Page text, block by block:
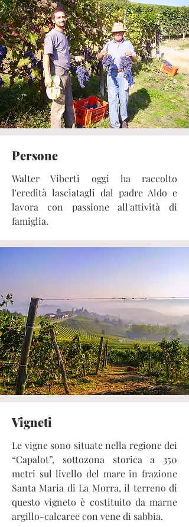
Persone
Walter Viberti oggi ha raccolto
l'eredità lasciatagli dal padre Aldo e
lavora con passione all'attività di
famiglia.
Vigneti
Le vigne sono situate nella regione dei
“Capalot”, sottozona storica a 350
metri sul livello del mare in frazione
Santa Maria di La Morra, il terreno di
questo vigneto è costituito da marne
argillo-calcaree con vene di sabbia.